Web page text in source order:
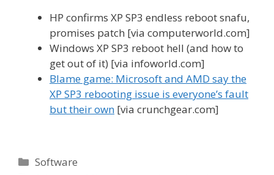
HP confirms XP SP3 endless reboot snafu,
promises patch [via computerworld.com]
Windows XP SP3 reboot hell (and how to
get out of it) [via infoworld.com]
Blame game: Microsoft and AMD say the
XP SP3 rebooting issue is everyone’s fault
but their own [via crunchgear.com]
Categorías
Software